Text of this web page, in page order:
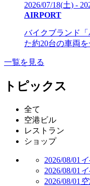
2026/07/18(土) -
AIRPORT
バイクブランド
た約20台の車両
一覧を見る
トピックス
全て
空港ビル
レストラン
ショップ
2026/08/01
2026/08/01
2026/08/01